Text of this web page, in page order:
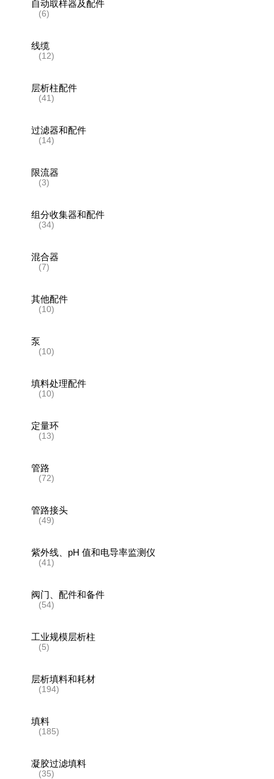
自动取样器及配件
(6)
线缆
(12)
层析柱配件
(41)
过滤器和配件
(14)
限流器
(3)
组分收集器和配件
(34)
混合器
(7)
其他配件
(10)
泵
(10)
填料处理配件
(10)
定量环
(13)
管路
(72)
管路接头
(49)
紫外线、pH 值和电导率监测仪
(41)
阀门、配件和备件
(54)
工业规模层析柱
(5)
层析填料和耗材
(194)
填料
(185)
凝胶过滤填料
(35)